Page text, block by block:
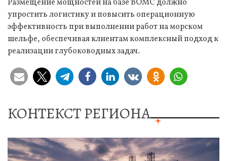
Размещение мощностей на базе BOMC должно
упростить логистику и повысить операционную
эффективность при выполнении работ на морском
шельфе, обеспечивая клиентам комплексный подход к
реализации глубоководных задач.
КОНТЕКСТ РЕГИОНА